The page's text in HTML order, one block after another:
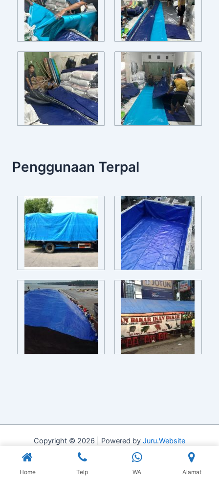
Penggunaan Terpal
Copyright © 2026 | Powered by Juru.Website
Home Telp WA Alamat